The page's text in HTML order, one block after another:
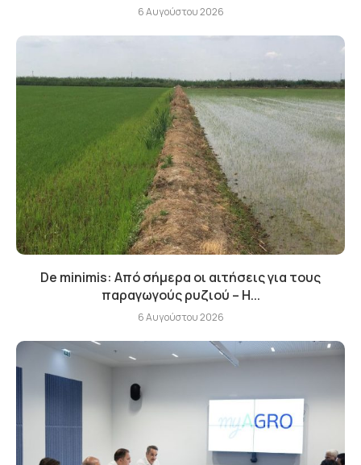
6 Αυγούστου 2026
De minimis: Από σήμερα οι αιτήσεις για τους
παραγωγούς ρυζιού – Η...
6 Αυγούστου 2026